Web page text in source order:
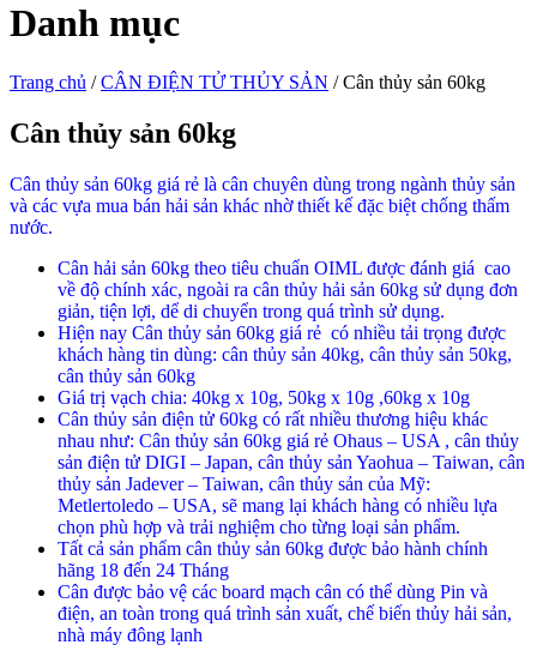
Danh mục
Trang chủ /CÂN ĐIỆN TỬ THỦY SẢN / Cân thủy sản 60kg
Cân thủy sản 60kg
Cân thủy sản 60kg giá rẻ là cân chuyên dùng trong ngành thủy sản
và các vựa mua bán hải sản khác nhờ thiết kế đặc biệt chống thấm
nước.
Cân hải sản 60kg theo tiêu chuẩn OIML được đánh giá cao
về độ chính xác, ngoài ra cân thủy hải sản 60kg sử dụng đơn
giản, tiện lợi, dể di chuyển trong quá trình sử dụng.
Hiện nay Cân thủy sản 60kg giá rẻ có nhiều tải trọng được
khách hàng tin dùng: cân thủy sản 40kg, cân thủy sản 50kg,
cân thủy sản 60kg
Giá trị vạch chia: 40kg x 10g, 50kg x 10g ,60kg x 10g
Cân thủy sản điện tử 60kg có rất nhiều thương hiệu khác
nhau như: Cân thủy sản 60kg giá rẻ Ohaus – USA , cân thủy
sản điện tử DIGI – Japan, cân thủy sản Yaohua – Taiwan, cân
thủy sản Jadever – Taiwan, cân thủy sản của Mỹ:
Metlertoledo – USA, sẽ mang lại khách hàng có nhiều lựa
chọn phù hợp và trải nghiệm cho từng loại sản phẩm.
Tất cả sản phẩm cân thủy sản 60kg được bảo hành chính
hãng 18 đến 24 Tháng
Cân được bảo vệ các board mạch cân có thể dùng Pin và
điện, an toàn trong quá trình sản xuất, chế biến thủy hải sản,
nhà máy đông lạnh